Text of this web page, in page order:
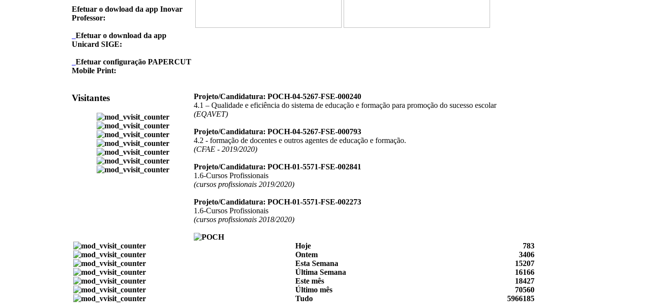
Projeto/Candidatura: POCH-04-5267-FSE-000240
4.1 – Qualidade e eficiência do sistema de educação e formação para promoção do sucesso escolar
(EQAVET)
Projeto/Candidatura: POCH-04-5267-FSE-000793
4.2 - formação de docentes e outros agentes de educação e formação.
(CFAE - 2019/2020)
Projeto/Candidatura: POCH-01-5571-FSE-002841
1.6-Cursos Profissionais
(cursos profissionais 2019/2020)
Projeto/Candidatura: POCH-01-5571-FSE-002273
1.6-Cursos Profissionais
(cursos profissionais 2018/2020)
Efetuar o dowload da app Inovar
Professor:
Efetuar o download da app
Unicard SIGE:
Efetuar configuração PAPERCUT
Mobile Print:
Visitantes
Hoje
783
Ontem
3406
Esta Semana
15207
Última Semana
16166
Este mês
18427
Último mês
70560
Tudo
5966185